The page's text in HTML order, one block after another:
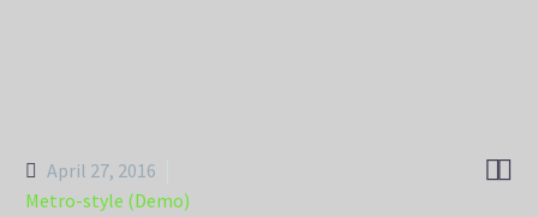

April 27, 2016
Metro-style (Demo)